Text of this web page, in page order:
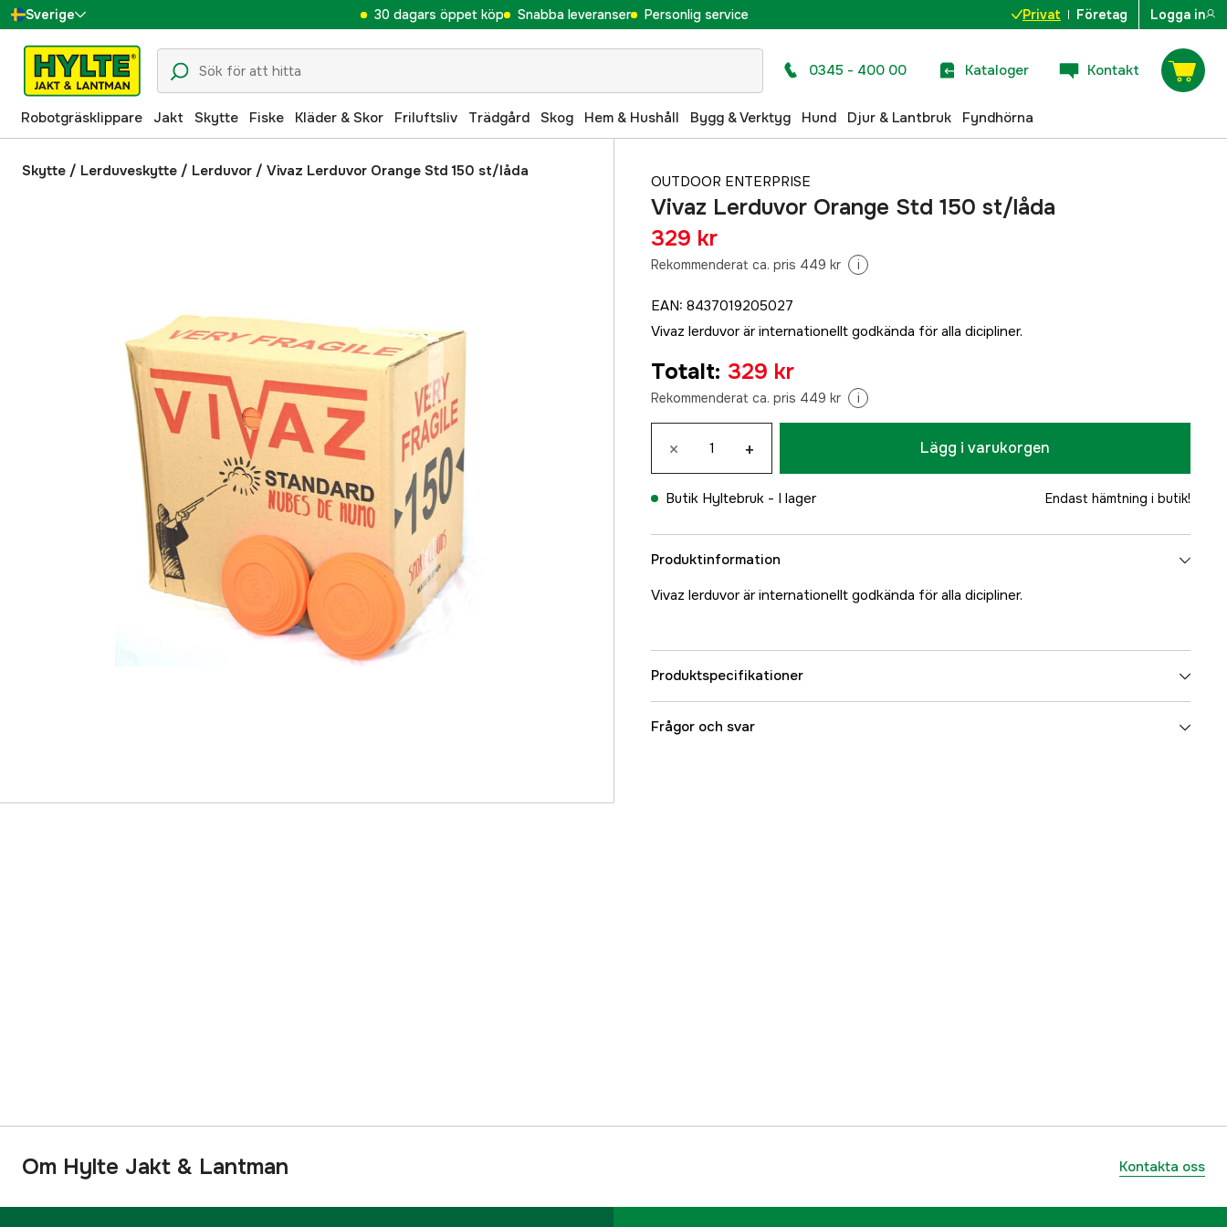
Sverige
Danmark
Suomi
Norge
Deutschland
30 dagars öppet köp Snabba leveranser Personlig service Privat Företag Logga in
0345 - 400 00 Kataloger Kontakt
Robotgräsklippare Jakt Skytte Fiske Kläder & Skor Friluftsliv Trädgård Skog Hem & Hushåll Bygg & Verktyg Hund Djur & Lantbruk Fyndhörna
Skytte / Lerduveskytte / Lerduvor / Vivaz Lerduvor Orange Std 150 st/låda
OUTDOOR ENTERPRISE
Vivaz Lerduvor Orange Std 150 st/låda
329 kr
Rekommenderat ca. pris 449 kr i
EAN: 8437019205027
Vivaz lerduvor är internationellt godkända för alla dicipliner.
Totalt: 329 kr
Rekommenderat ca. pris 449 kr i
× + Lägg i varukorgen
Butik Hyltebruk - I lager Endast hämtning i butik!
Produktinformation
Vivaz lerduvor är internationellt godkända för alla dicipliner.
Produktspecifikationer
Referensnummer
Frågor och svar
Om Hylte Jakt & Lantman Kontakta oss